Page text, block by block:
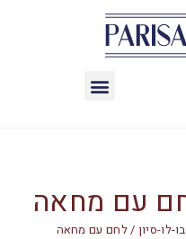
עם מחאה
לו-סיון / לחם עם מחאה